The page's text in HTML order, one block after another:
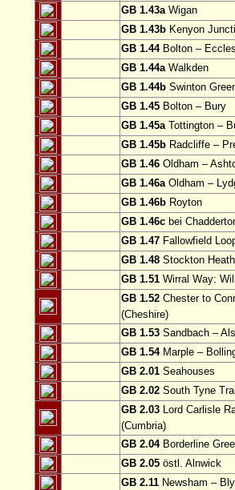
GB 1.43aWigan
GB 1.43b Kenyon
GB 1.44Bolton –
GB 1.44aWalkden
GB 1.44b Swinton
GB 1.45 Bolton – Bury
GB 1.45aTottington –
GB 1.45b Radcliffe –
GB 1.46 Oldham –
GB 1.46aOldham –
GB 1.46b Royton
GB 1.46c bei
GB 1.47 Fallowfield
GB 1.48 Stockton
GB 1.51 Wirral Way:
GB 1.52 Chester to
(Cheshire)
GB 1.53 Sandbach –
GB 1.54Marple –
GB 2.01 Seahouses
GB 2.02 South Tyne
GB 2.03 Lord Carlisle
(Cumbria)
GB 2.04Borderline
GB 2.05 östl. Alnwick
GB 2.11 Newsham –